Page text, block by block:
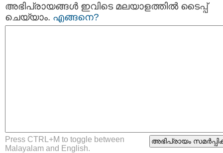
അഭിപ്രായങ്ങള്‍ ഇവിടെ മലയാളത്തില്‍ ടൈപ്പ്
ചെയ്യാം. എങ്ങനെ?
Press CTRL+M to toggle between
Malayalam and English.